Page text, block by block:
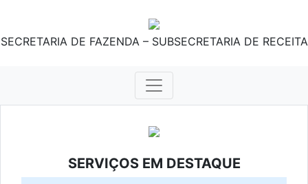
SECRETARIA DE FAZENDA – SUBSECRETARIA DE RECEITA
SERVIÇOS EM DESTAQUE